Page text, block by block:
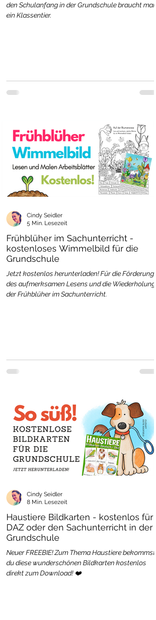
den Schulanfang in der Grundschule braucht man
ein Klassentier.
Frühblüher im Sachunterricht -
kostenloses Wimmelbild für die
Grundschule
Jetzt kostenlos herunterladen! Für die Förderung
des aufmerksamen Lesens und die Wiederholung
der Frühblüher im Sachunterricht.
Cindy Seidler
5 Min. Lesezeit
Haustiere Bildkarten - kostenlos für
DAZ oder den Sachunterricht in der
Grundschule
Neuer FREEBIE! Zum Thema Haustiere bekommst
du diese wunderschönen Bildkarten kostenlos
direkt zum Download! ❤️
Cindy Seidler
8 Min. Lesezeit